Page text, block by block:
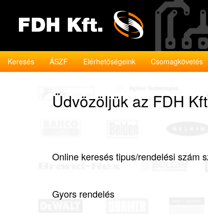
Keresés ÁSZF Elérhetőségeink Csomagkövetés
Üdvözöljük az FDH
Online keresés tipus/rendelési szám
Gyors rendelés